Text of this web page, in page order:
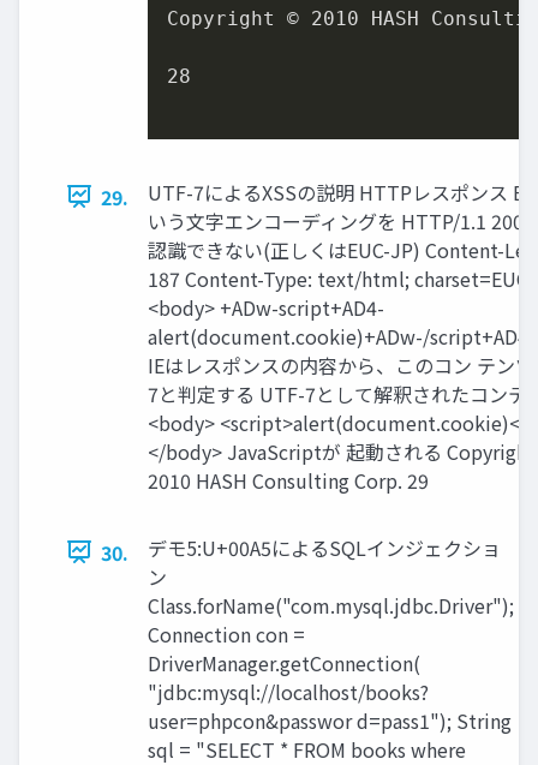
Copyright © 2010 HASH
28
29.
UTF-7によるXSSの説明 HTTPレスポンス
いう文字エンコーディングを HTTP/1.1 200
認識できない(正しくはEUC-JP) Content-
187 Content-Type: text/html;
<body> +ADw-script+AD4-
alert(document.cookie)+ADw-/
IEはレスポンスの内容から、このコン テン
7と判定する UTF-7として解釈されたコンテ
<body> <script>alert(document.cookie)</
</body> JavaScriptが 起動される
2010 HASH Consulting Corp. 29
30.
デモ5:U+00A5によるSQLインジェクショ
ン
Class.forName("com.mysql.jdbc.Driver");
Connection con =
DriverManager.getConnection(
"jdbc:mysql://localhost/books?
user=phpcon&passwor d=pass1"); String
sql = "SELECT * FROM books where